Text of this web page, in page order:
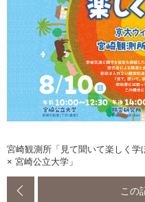
宮崎観測所「見て聞いて楽しく
× 宮崎公立大学」
この